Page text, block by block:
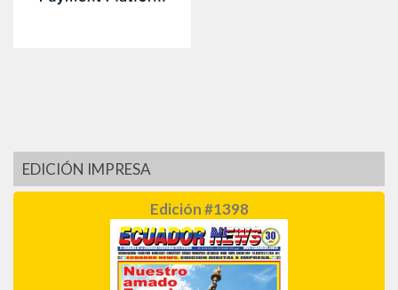
EDICIÓN IMPRESA
Edición #1398